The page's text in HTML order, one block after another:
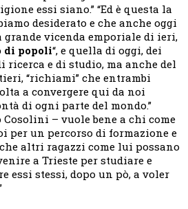
essi siano.” “Ed è questa la
desiderato e che anche oggi
vicenda emporiale di ieri,
di popoli“, e quella di oggi, dei
e di studio, ma anche del
“richiami” che entrambi
a convergere qui da noi
di ogni parte del mondo.”
Cosolini – vuole bene a chi come
per un percorso di formazione e
altri ragazzi come lui possano
a Trieste per studiare e
essi stessi, dopo un pò, a voler